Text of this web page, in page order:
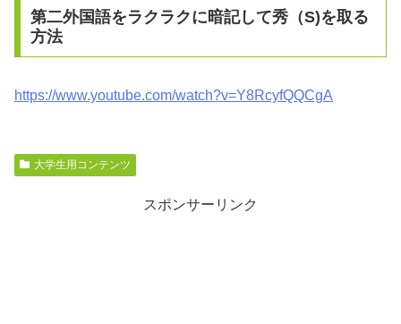
第二外国語をラクラクに暗記して秀（S)を取る
方法
https://www.youtube.com/watch?v=Y8RcyfQQCgA
大学生用コンテンツ
スポンサーリンク